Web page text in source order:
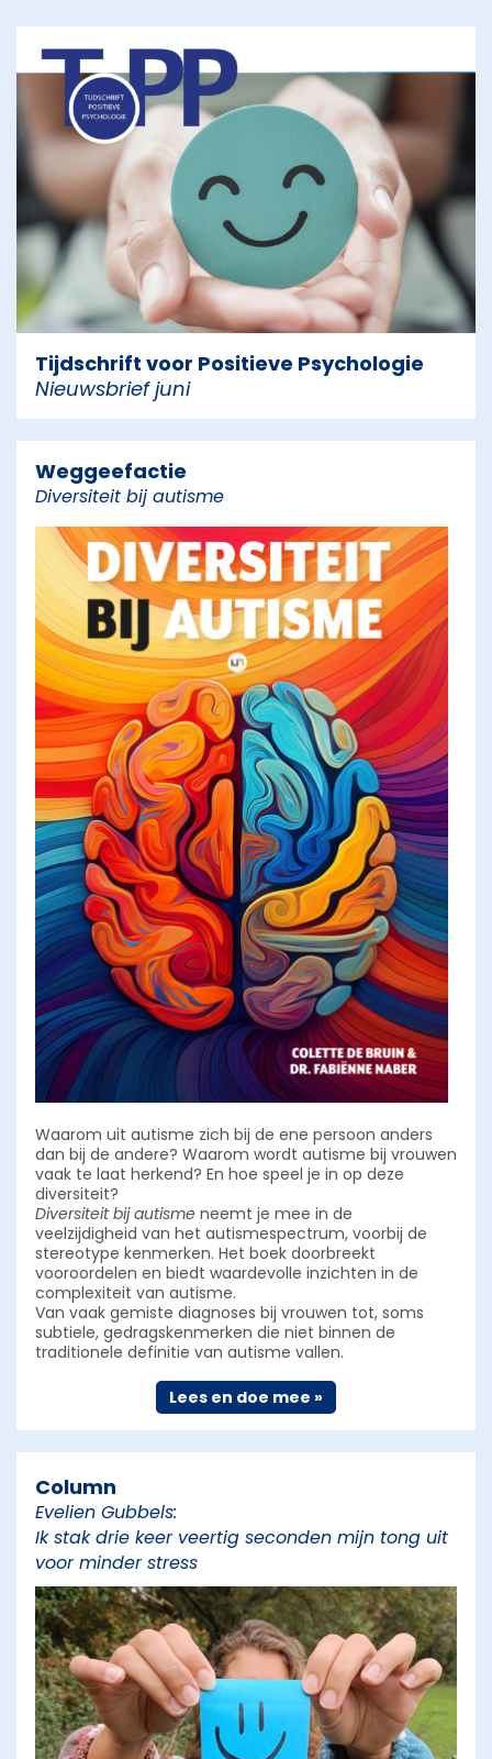
Tijdschrift voor Positieve Psychologie
Nieuwsbrief juni
Weggeefactie
Diversiteit bij autisme
Waarom uit autisme zich bij de ene persoon anders
dan bij de andere? Waarom wordt autisme bij vrouwen
vaak te laat herkend? En hoe speel je in op deze
diversiteit?
Diversiteit bij autisme neemt je mee in de
veelzijdigheid van het autismespectrum, voorbij de
stereotype kenmerken. Het boek doorbreekt
vooroordelen en biedt waardevolle inzichten in de
complexiteit van autisme.
Van vaak gemiste diagnoses bij vrouwen tot, soms
subtiele, gedragskenmerken die niet binnen de
traditionele definitie van autisme vallen.
Lees en doe mee »
Column
Evelien Gubbels:
Ik stak drie keer veertig seconden mijn tong uit
voor minder stress